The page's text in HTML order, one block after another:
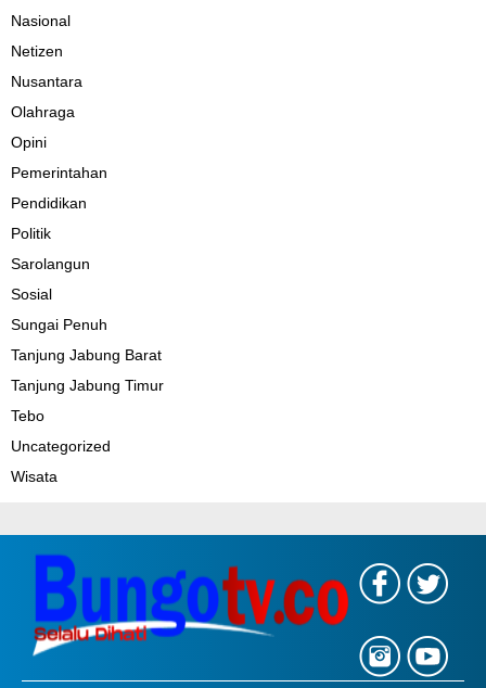
Nasional
Netizen
Nusantara
Olahraga
Opini
Pemerintahan
Pendidikan
Politik
Sarolangun
Sosial
Sungai Penuh
Tanjung Jabung Barat
Tanjung Jabung Timur
Tebo
Uncategorized
Wisata